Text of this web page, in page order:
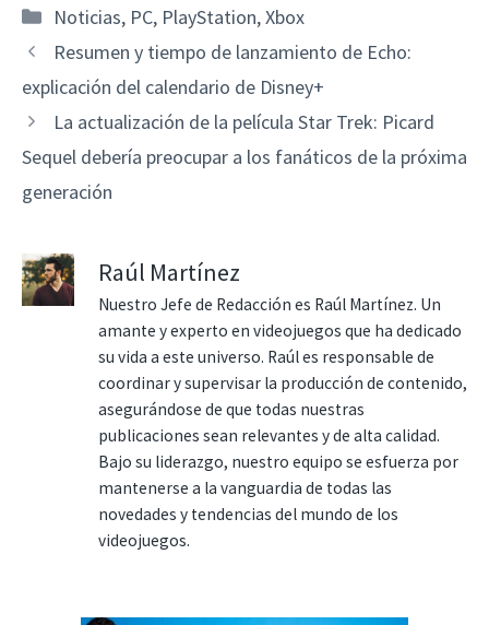
Categorías
Noticias, PC, PlayStation,Xbox
Resumen y tiempo de lanzamiento de Echo:
explicación del calendario de Disney+
La actualización de la película Star Trek: Picard
Sequel debería preocupar a los fanáticos de la próxima
generación
Raúl Martínez
Nuestro Jefe de Redacción es Raúl Martínez. Un
amante y experto en videojuegos que ha dedicado
su vida a este universo. Raúl es responsable de
coordinar y supervisar la producción de contenido,
asegurándose de que todas nuestras
publicaciones sean relevantes y de alta calidad.
Bajo su liderazgo, nuestro equipo se esfuerza por
mantenerse a la vanguardia de todas las
novedades y tendencias del mundo de los
videojuegos.